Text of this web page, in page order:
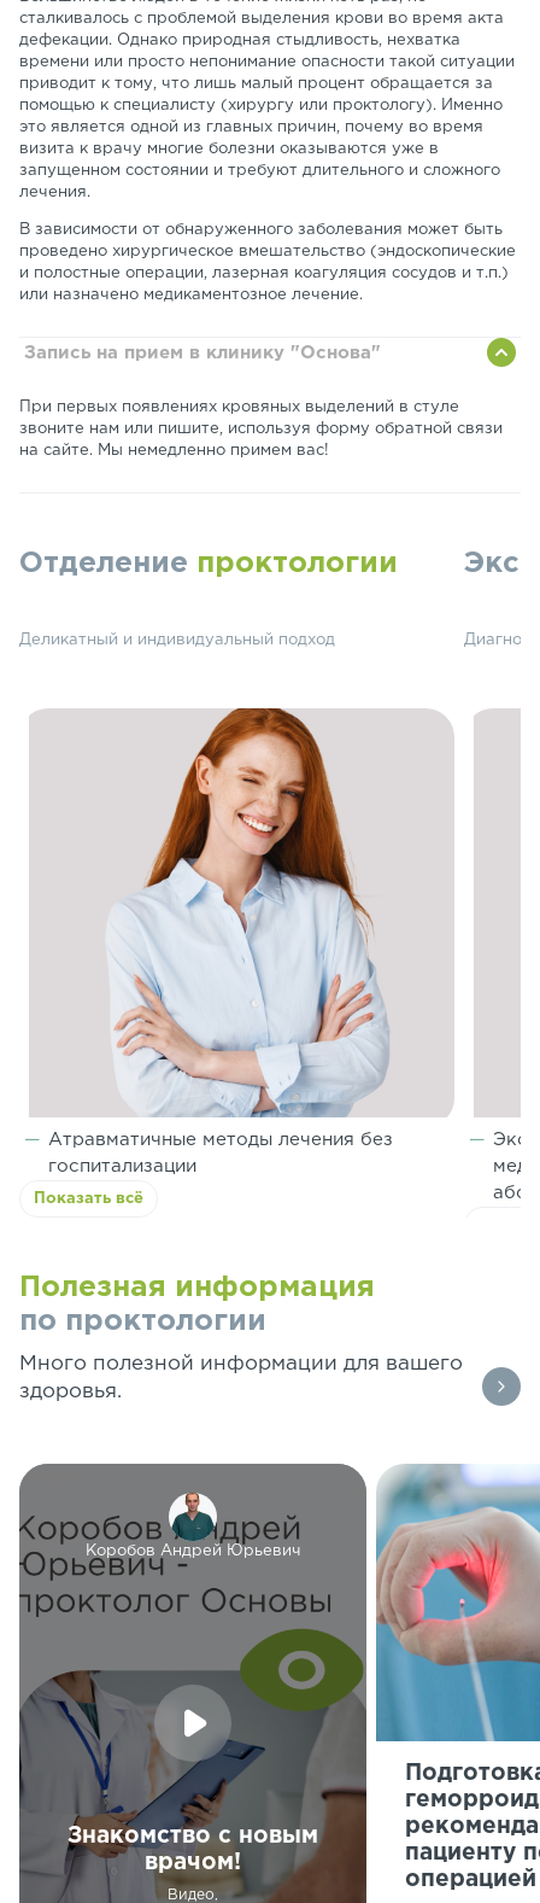
сталкивалось с проблемой выделения крови во время акта
дефекации. Однако природная стыдливость, нехватка
времени или просто непонимание опасности такой ситуации
приводит к тому, что лишь малый процент обращается за
помощью к специалисту (хирургу или проктологу). Именно
это является одной из главных причин, почему во время
визита к врачу многие болезни оказываются уже в
запущенном состоянии и требуют длительного и сложного
лечения.
В зависимости от обнаруженного заболевания может быть
проведено хирургическое вмешательство (эндоскопические
и полостные операции, лазерная коагуляция сосудов и т.п.)
или назначено медикаментозное лечение.
Запись на прием в клинику "Основа"
При первых появлениях кровяных выделений в стуле
звоните нам или пишите, используя форму обратной связи
на сайте. Мы немедленно примем вас!
Отделение проктологии
Деликатный и индивидуальный подход
Атравматичные методы лечения без
госпитализации
Показать всё
Полезная информация
по проктологии
Много полезной информации для вашего
здоровья.
Коробов Андрей Юрьевич
Знакомство с новым
врачом!
Видео,
пациенту
операцией